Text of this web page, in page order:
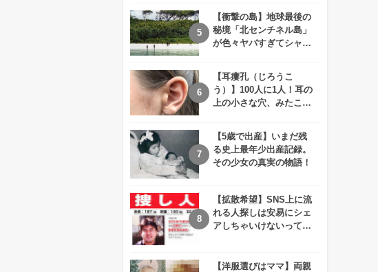
【衝撃の島】地球最後の
秘境「北センチネル島」
が色々ヤバすぎてシャレ
【耳瘻孔（じろうこ
う）】100人に1人！耳の
上の小さな穴、みたこと
【5歳で出産】いまだ残
る史上最年少出産記録。
その少女の真実の物語！
【拡散希望】SNS上に流
れる人探しは安易にシェ
アしちゃいけないって知
【洋服選びはママ】両親